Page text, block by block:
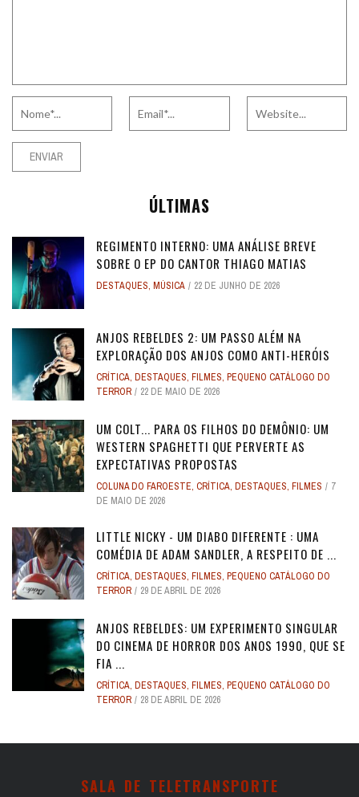
ÚLTIMAS
REGIMENTO INTERNO: UMA ANÁLISE BREVE
SOBRE O EP DO CANTOR THIAGO MATIAS
DESTAQUES, MÚSICA 22 DE JUNHO DE 2026
ANJOS REBELDES 2: UM PASSO ALÉM NA
EXPLORAÇÃO DOS ANJOS COMO ANTI-HERÓIS
CRÍTICA, DESTAQUES, FILMES, PEQUENO CATÁLOGO DO
TERROR
22 DE MAIO DE 2026
UM COLT... PARA OS FILHOS DO DEMÔNIO: UM
WESTERN SPAGHETTI QUE PERVERTE AS
EXPECTATIVAS PROPOSTAS
COLUNA DO FAROESTE, CRÍTICA, DESTAQUES, FILMES
7
DE MAIO DE 2026
LITTLE NICKY - UM DIABO DIFERENTE : UMA
COMÉDIA DE ADAM SANDLER, A RESPEITO DE ...
CRÍTICA, DESTAQUES, FILMES, PEQUENO CATÁLOGO DO
TERROR
29 DE ABRIL DE 2026
ANJOS REBELDES: UM EXPERIMENTO SINGULAR
DO CINEMA DE HORROR DOS ANOS 1990, QUE SE
FIA ...
CRÍTICA, DESTAQUES, FILMES, PEQUENO CATÁLOGO DO
TERROR
28 DE ABRIL DE 2026
SALA DE TELETRANSPORTE